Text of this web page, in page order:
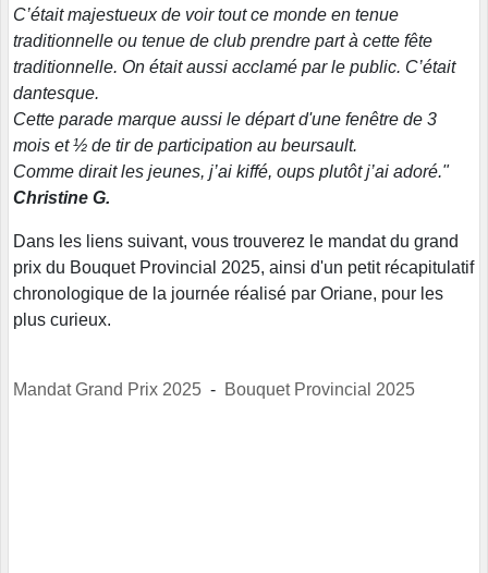
C’était majestueux de voir tout ce monde en tenue
traditionnelle ou tenue de club prendre part à cette fête
traditionnelle. On était aussi acclamé par le public. C’était
dantesque.
Cette parade marque aussi le départ d'une fenêtre de 3
mois et ½ de tir de participation au beursault.
Comme dirait les jeunes, j’ai kiffé, oups plutôt j’ai adoré."
Christine G.
Dans les liens suivant, vous trouverez le mandat du grand
prix du Bouquet Provincial 2025, ainsi d'un petit récapitulatif
chronologique de la journée réalisé par Oriane, pour les
plus curieux.
Mandat Grand Prix 2025 - Bouquet Provincial 2025